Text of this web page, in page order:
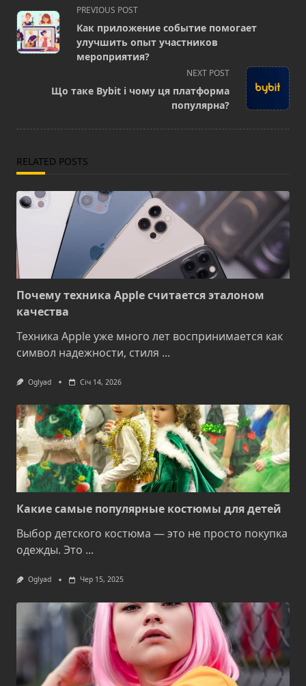
<span
class="nav-
subtitle
screen-
text">Page</span>
PREVIOUS POST
Как приложение событие помогает
улучшить опыт участников
мероприятия?
NEXT POST
Що таке Bybit і чому ця платформа
популярна?
RELATED POSTS
Почему техника Apple считается эталоном
качества
Техника Apple уже много лет воспринимается как
символ надежности, стиля ...
Oglyad Січ 14, 2026
Какие самые популярные костюмы для детей
Выбор детского костюма — это не просто покупка
одежды. Это ...
Oglyad Чер 15, 2025